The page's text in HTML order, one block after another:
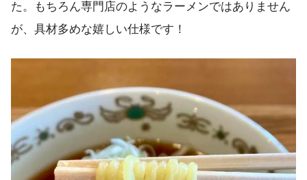
た。もちろん専門店のようなラーメンではありません
が、具材多めな嬉しい仕様です！